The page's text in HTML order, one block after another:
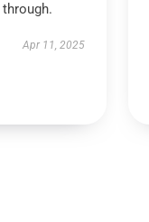
Apr 11, 2025